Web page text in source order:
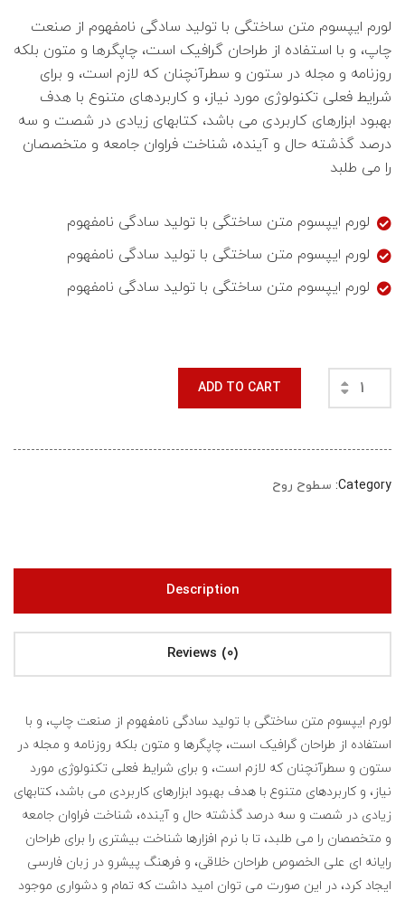
لورم ایپسوم متن ساختگی با تولید سادگی نامفهوم از صنعت
چاپ، و با استفاده از طراحان گرافیک است، چاپگرها و متون بلکه
روزنامه و مجله در ستون و سطرآنچنان که لازم است، و برای
شرایط فعلی تکنولوژی مورد نیاز، و کاربردهای متنوع با هدف
بهبود ابزارهای کاربردی می باشد، کتابهای زیادی در شصت و سه
درصد گذشته حال و آینده، شناخت فراوان جامعه و متخصصان
را می طلبد
لورم ایپسوم متن ساختگی با تولید سادگی نامفهوم
لورم ایپسوم متن ساختگی با تولید سادگی نامفهوم
لورم ایپسوم متن ساختگی با تولید سادگی نامفهوم
ADD TO CART
Category: سطوح روح
Description
Reviews (0)
لورم ایپسوم متن ساختگی با تولید سادگی نامفهوم از صنعت چاپ، و با
استفاده از طراحان گرافیک است، چاپگرها و متون بلکه روزنامه و مجله در
ستون و سطرآنچنان که لازم است، و برای شرایط فعلی تکنولوژی مورد
نیاز، و کاربردهای متنوع با هدف بهبود ابزارهای کاربردی می باشد، کتابهای
زیادی در شصت و سه درصد گذشته حال و آینده، شناخت فراوان جامعه
و متخصصان را می طلبد، تا با نرم افزارها شناخت بیشتری را برای طراحان
رایانه ای علی الخصوص طراحان خلاقی، و فرهنگ پیشرو در زبان فارسی
ایجاد کرد، در این صورت می توان امید داشت که تمام و دشواری موجود